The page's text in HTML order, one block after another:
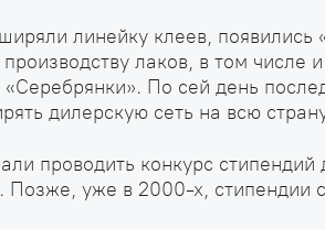
линейку клеев,
лаков, в том
«Серебрянки». По сей день
дилерскую сеть на всю
проводить конкурс
Позже, уже в 2000-х, стипендии